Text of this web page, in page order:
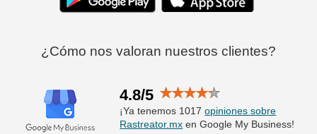
¿Cómo nos valoran nuestros clientes?
4.8/5
¡Ya tenemos 1017opiniones sobre
Rastreator.mx en Google My Business!